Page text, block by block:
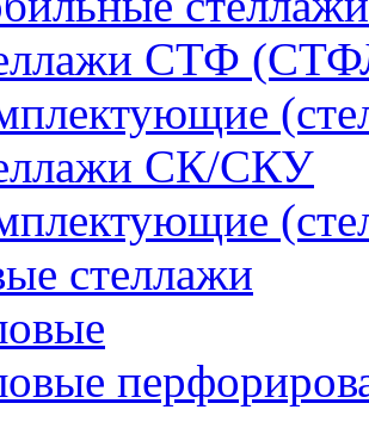
СТФ
СК/СКУ
стеллажи